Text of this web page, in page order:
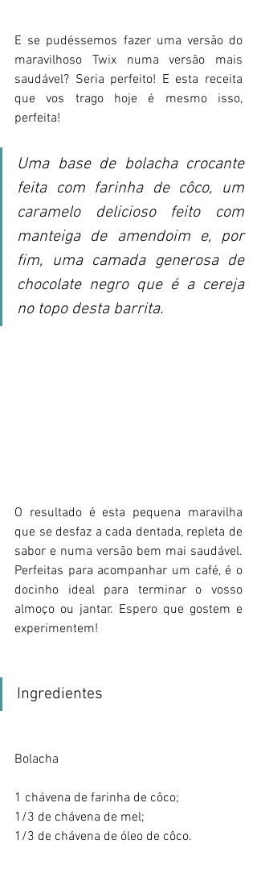
E se pudéssemos fazer uma versão do
maravilhoso Twix numa versão mais
saudável? Seria perfeito! E esta receita
que vos trago hoje é mesmo isso,
perfeita!
Uma base de bolacha crocante
feita com farinha de côco, um
caramelo delicioso feito com
manteiga de amendoim e, por
fim, uma camada generosa de
chocolate negro que é a cereja
no topo desta barrita.
O resultado é esta pequena maravilha
que se desfaz a cada dentada, repleta de
sabor e numa versão bem mai saudável.
Perfeitas para acompanhar um café, é o
docinho ideal para terminar o vosso
almoço ou jantar. Espero que gostem e
experimentem!
Ingredientes
Bolacha
1 chávena de farinha de côco;
1/3 de chávena de mel;
1/3 de chávena de óleo de côco.